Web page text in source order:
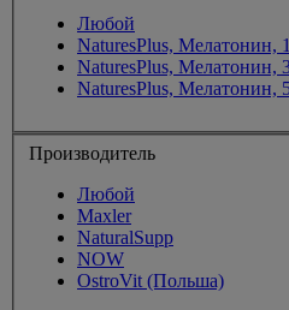
Любой
NaturesPlus, Мелатонин,
NaturesPlus, Мелатонин,
NaturesPlus, Мелатонин,
Производитель
Любой
Maxler
NaturalSupp
NOW
OstroVit (Польша)